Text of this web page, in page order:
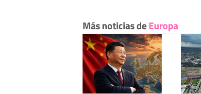
Más noticias deEuropa